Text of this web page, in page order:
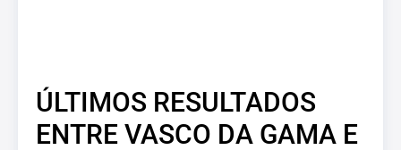
ÚLTIMOS RESULTADOS
ENTRE VASCO DA GAMA E